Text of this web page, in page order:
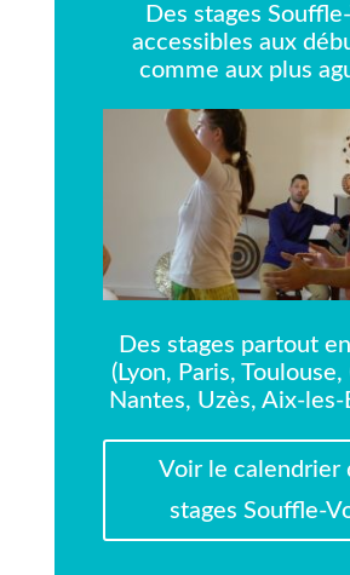
Des stages
accessibles aux
comme aux plus
Des stages partout
(Lyon, Paris, Toulouse,
Nantes, Uzès, Aix-
Voir le calendrier
stages Souffle-